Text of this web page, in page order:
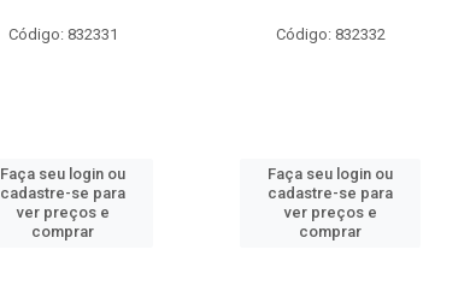
Código: 832331
Faça seu login ou
cadastre-se para
ver preços e
comprar
Código: 832332
Faça seu login ou
cadastre-se para
ver preços e
comprar